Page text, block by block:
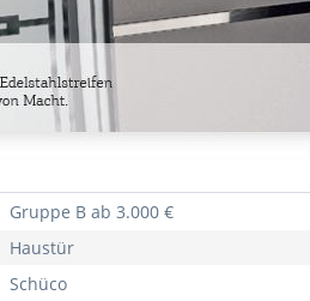
Gruppe B ab 3.000 €
Haustür
Schüco